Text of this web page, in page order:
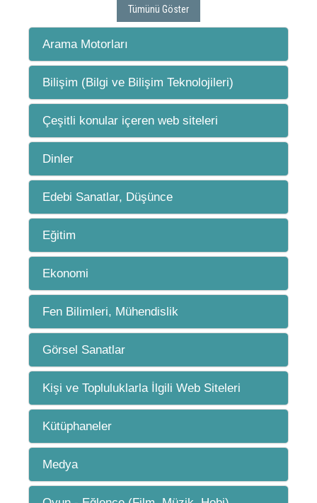
Tümünü Göster
Arama Motorları
Bilişim (Bilgi ve Bilişim Teknolojileri)
Çeşitli konular içeren web siteleri
Dinler
Edebi Sanatlar, Düşünce
Eğitim
Ekonomi
Fen Bilimleri, Mühendislik
Görsel Sanatlar
Kişi ve Topluluklarla İlgili Web Siteleri
Kütüphaneler
Medya